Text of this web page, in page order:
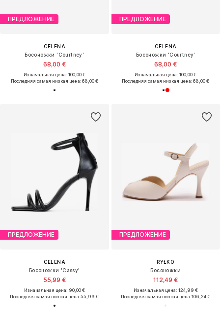
ПРЕДЛОЖЕНИЕ
CELENA
Босоножки 'Courtney'
68,00 €
Изначальная цена: 100,00 €
Последняя самая низкая цена:68,00 €
ПРЕДЛОЖЕНИЕ
CELENA
Босоножки 'Courtney'
68,00 €
Изначальная цена: 100,00 €
Последняя самая низкая цена:68,00 €
ПРЕДЛОЖЕНИЕ
CELENA
Босоножки 'Cassy'
55,99 €
Изначальная цена: 90,00 €
Последняя самая низкая цена:55,99 €
ПРЕДЛОЖЕНИЕ
RYŁKO
Босоножки
112,49 €
Изначальная цена: 124,99 €
Последняя самая низкая цена:106,24 €